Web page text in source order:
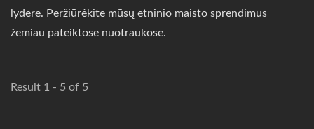
lydere. Peržiūrėkite mūsų etninio maisto sprendimus
žemiau pateiktose nuotraukose.
Result 1 - 5 of 5